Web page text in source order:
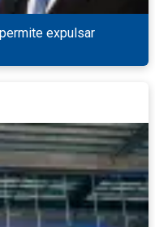
expulsar